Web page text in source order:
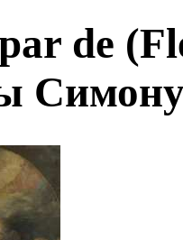
de
Симону